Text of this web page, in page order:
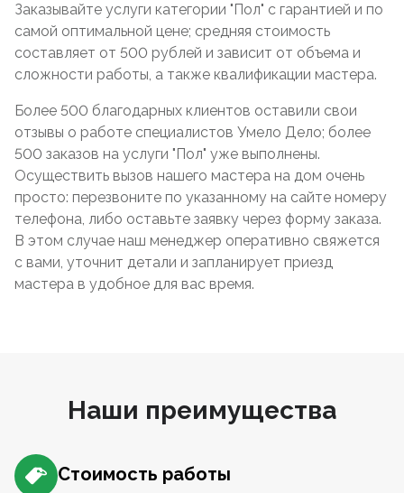
Заказывайте услуги категории "Пол" с гарантией и по
самой оптимальной цене; средняя стоимость
составляет от 500 рублей и зависит от объема и
сложности работы, а также квалификации мастера.
Более 500 благодарных клиентов оставили свои
отзывы о работе специалистов Умело Дело; более
500 заказов на услуги "Пол" уже выполнены.
Осуществить вызов нашего мастера на дом очень
просто: перезвоните по указанному на сайте номеру
телефона, либо оставьте заявку через форму заказа.
В этом случае наш менеджер оперативно свяжется
с вами, уточнит детали и запланирует приезд
мастера в удобное для вас время.
Наши преимущества
Стоимость работы